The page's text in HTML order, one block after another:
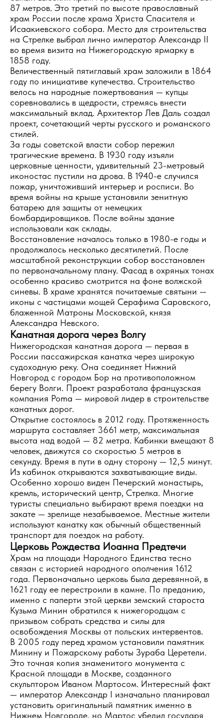
87 метров. Это третий по высоте православный
храм России после храма Христа Спасителя и
Исаакиевского собора. Место для строительства
на Стрелке выбрал лично император Александр II
во время визита на Нижегородскую ярмарку в
1858 году.
Величественный пятиглавый храм заложили в 1864
году по инициативе купечества. Строительство
велось на народные пожертвования — купцы
соревновались в щедрости, стремясь внести
максимальный вклад. Архитектор Лев Даль создал
проект, сочетающий черты русского и романского
стилей.
За годы советской власти собор пережил
трагические времена. В 1930 году изъяли
церковные ценности, удивительный 23-метровый
иконостас пустили на дрова. В 1940-е случился
пожар, уничтоживший интерьер и росписи. Во
время войны на крыше установили зенитную
батарею для защиты от немецких
бомбардировщиков. После войны здание
использовали как склады.
Восстановление началось только в 1980-е годы и
продолжалось несколько десятилетий. После
масштабной реконструкции собор восстановлен
по первоначальному плану. Фасад в охряных тонах
особенно красиво смотрится на фоне волжской
синевы. В храме хранятся почитаемые святыни —
иконы с частицами мощей Серафима Саровского,
блаженной Матроны Московской, князя
Александра Невского.
Канатная дорога через Волгу
Нижегородская канатная дорога — первая в
России пассажирская канатка через широкую
судоходную реку. Она соединяет Нижний
Новгород с городом Бор на противоположном
берегу Волги. Проект разработала французская
компания Poma — мировой лидер в строительстве
канатных дорог.
Открытие состоялось в 2012 году. Протяженность
маршрута составляет 3661 метр, максимальная
высота над водой — 82 метра. Кабинки вмещают 8
человек, движутся со скоростью 5 метров в
секунду. Время в пути в одну сторону — 12,5 минут.
Из кабинок открываются захватывающие виды.
Особенно хорошо виден Печерский монастырь,
кремль, исторический центр, Стрелка. Многие
туристы специально выбирают время поездки на
закате — зрелище незабываемое. Местные жители
используют канатку как обычный общественный
транспорт для поездок на работу.
Церковь Рождества Иоанна Предтечи
Храм на площади Народного Единства тесно
связан с историей народного ополчения 1612
года. Первоначально церковь была деревянной, в
1621 году ее перестроили в камне. По преданию,
именно с паперти этой церкви земский староста
Кузьма Минин обратился к нижегородцам с
призывом собрать средства и силы для
освобождения Москвы от польских интервентов.
В 2005 году перед храмом установили памятник
Минину и Пожарскому работы Зураба Церетели.
Это точная копия знаменитого монумента с
Красной площади в Москве, созданного
скульптором Иваном Мартосом. Интересный факт
— император Александр I изначально планировал
установить оригинальный памятник именно в
Нижнем Новгороде, но Мартос убедил государя